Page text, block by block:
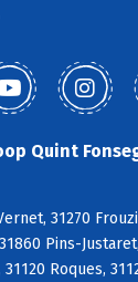
Quint
31270
Pins-
Roques,